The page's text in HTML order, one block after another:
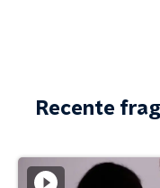
Recente